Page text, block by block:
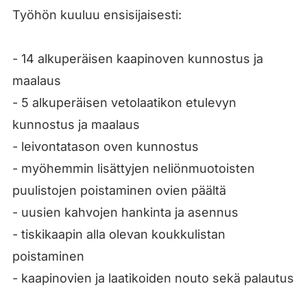
Työhön kuuluu ensisijaisesti:
- 14 alkuperäisen kaapinoven kunnostus ja
maalaus
- 5 alkuperäisen vetolaatikon etulevyn
kunnostus ja maalaus
- leivontatason oven kunnostus
- myöhemmin lisättyjen neliönmuotoisten
puulistojen poistaminen ovien päältä
- uusien kahvojen hankinta ja asennus
- tiskikaapin alla olevan koukkulistan
poistaminen
- kaapinovien ja laatikoiden nouto sekä palautus